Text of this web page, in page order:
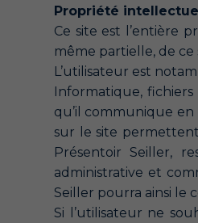
Propriété
Ce site est l’entière
même partielle, de ce
L’utilisateur est
Informatique, fichiers
qu’il communique
sur le site
Présentoir Seiller,
administrative et
Seiller pourra ainsi le
Si l’utilisateur ne